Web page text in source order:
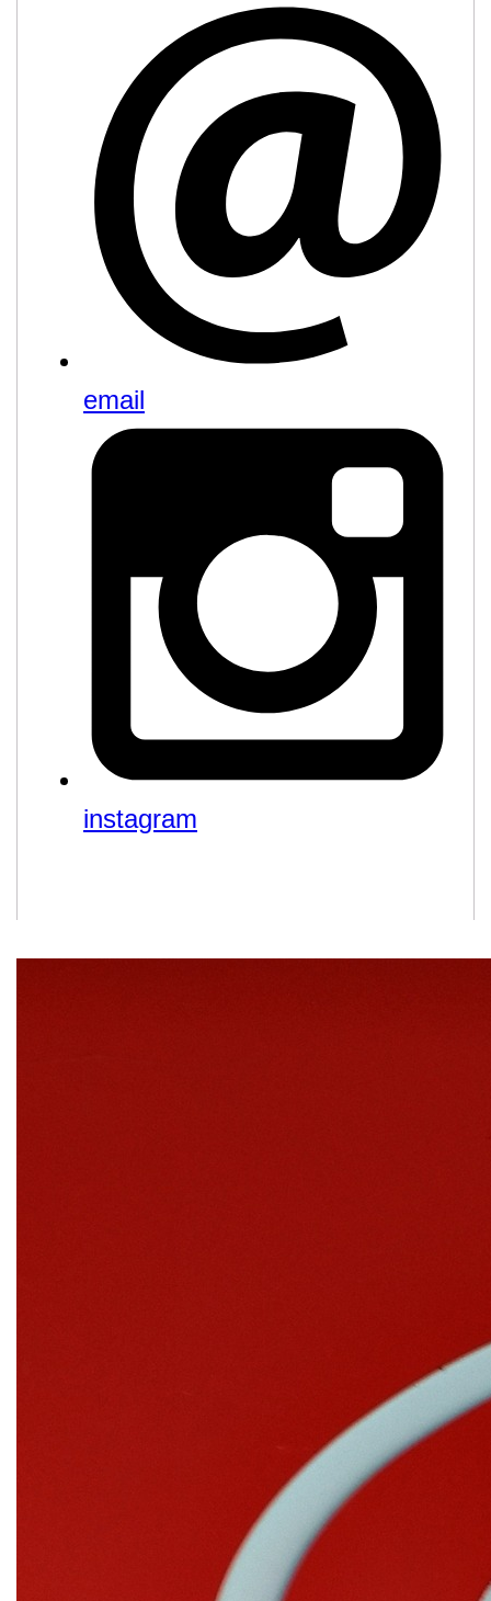
email
instagram